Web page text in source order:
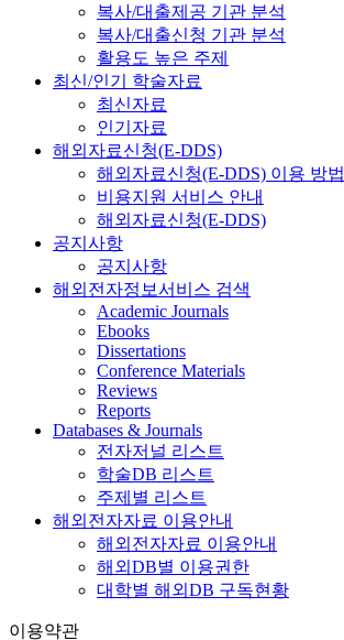
복사/대출제공 기관 분석
복사/대출신청 기관 분석
활용도 높은 주제
최신/인기 학술자료
최신자료
인기자료
해외자료신청(E-DDS)
해외자료신청(E-DDS) 이용 방법
비용지원 서비스 안내
해외자료신청(E-DDS)
공지사항
공지사항
해외전자정보서비스 검색
Academic Journals
Ebooks
Dissertations
Conference Materials
Reviews
Reports
Databases & Journals
전자저널 리스트
학술DB 리스트
주제별 리스트
해외전자자료 이용안내
해외전자자료 이용안내
해외DB별 이용권한
대학별 해외DB 구독현황
이용약관